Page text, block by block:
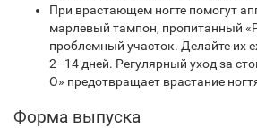
При врастающем ногте помогут
марлевый тампон, пропитанный
проблемный участок. Делайте их
2–14 дней. Регулярный уход за
О» предотвращает врастание
Форма выпуска